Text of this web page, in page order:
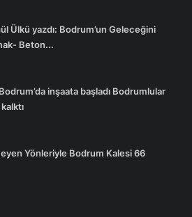
Ülkü yazdı: Bodrum’un Geleceğini
Beton...
inşaata başladı Bodrumlular
Yönleriyle Bodrum Kalesi 66